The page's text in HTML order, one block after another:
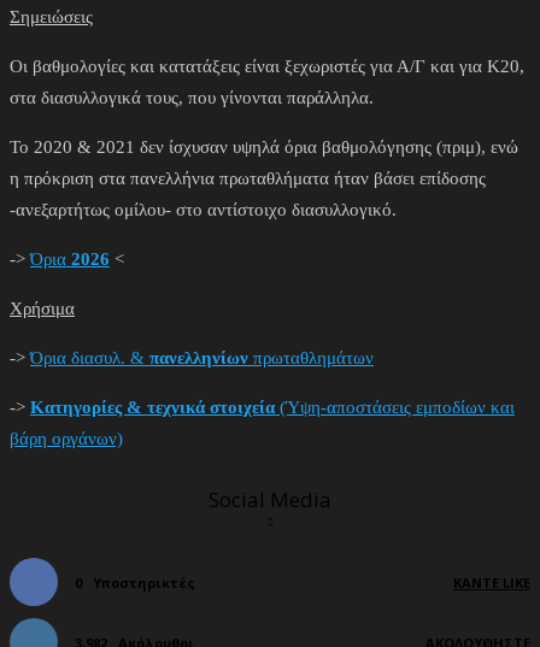
Σημειώσεις
Οι βαθμολογίες και κατατάξεις είναι ξεχωριστές για Α/Γ και για Κ20,
στα διασυλλογικά τους, που γίνονται παράλληλα.
Το 2020 & 2021 δεν ίσχυσαν υψηλά όρια βαθμολόγησης (πριμ), ενώ
η πρόκριση στα πανελλήνια πρωταθλήματα ήταν βάσει επίδοσης
-ανεξαρτήτως ομίλου- στο αντίστοιχο διασυλλογικό.
->Όρια 2026 <
Χρήσιμα
->Όρια διασυλ. & πανελληνίων πρωταθλημάτων
-> Κατηγορίες & τεχνικά στοιχεία (Ύψη-αποστάσεις εμποδίων και
βάρη οργάνων)
Social Media
0 Υποστηρικτές ΚΆΝΤΕ LIKE
3,982 Ακόλουθοι ΑΚΟΛΟΥΘΉΣΤΕ